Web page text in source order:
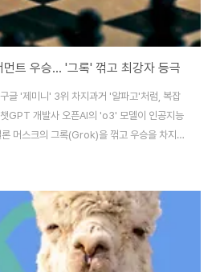
트 우승… '그록' 꺾고 최강자 등극
글 '제미니' 3위 차지과거 '알파고'처럼, 복잡
GPT 개발사 오픈AI의 'o3' 모델이 인공지능
머스크의 그록(Grok)을 꺾고 우승을 차지
인간 챔피언을 상대로 압도적인 성능을 보
다. 이번 결과는 '세계에서 가장 똑똑한 AI 모
경쟁에 다시 한번 불을 지피는 계기가 될 것으
글(Kaggle)'에서 열린 이번 3일간의 토너먼트
그리고 중국의 딥시크(De..